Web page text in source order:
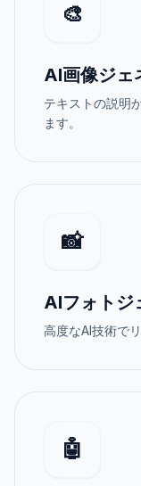
🎨
AI画像ジェ
テキストの説明
ます。
📸
AIフォトジ
高度なAI技術で
🤖